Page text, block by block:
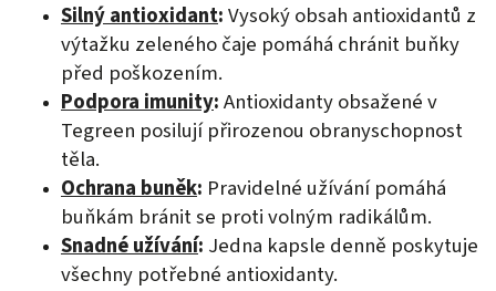
Silný antioxidant:Vysoký obsah antioxidantů z
výtažku zeleného čaje pomáhá chránit buňky
před poškozením.
Podpora imunity:Antioxidanty obsažené v
Tegreen posilují přirozenou obranyschopnost
těla.
Ochrana buněk: Pravidelné užívání pomáhá
buňkám bránit se proti volným radikálům.
Snadné užívání: Jedna kapsle denně poskytuje
všechny potřebné antioxidanty.